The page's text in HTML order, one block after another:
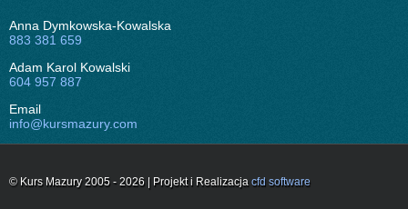
Anna Dymkowska-Kowalska
883 381 659
Adam Karol Kowalski
604 957 887
Email
info@kursmazury.com
© Kurs Mazury 2005 - 2026 | Projekt i Realizacja cfd software